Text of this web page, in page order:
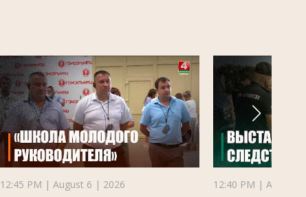
12:45 PM | August 6 | 2026 12:40 PM | August 6